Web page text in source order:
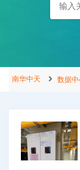
南华中天 数据